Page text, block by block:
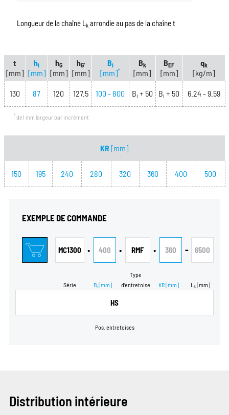
Longueur de la chaîne L karrondie au pas de la chaîne t
t
[mm]
hi
[mm]
hG
[mm]
hG'
[mm]
Bi
[mm]*
Bk
[mm]
BEF
[mm]
qk
[kg/m]
130 87 120 127.5 100 - 800 Bi + 50 Bi + 50 6.24 - 9.59
*de1 mm largeur par incrément
KR[mm]
150 195 240 280 320 360 400 500
EXEMPLE DE COMMANDE
MC1300
Série
• 400
Bi [mm]
• RMF
Type
d’entretoise
• 360
KR[mm]
- 6500
L k[mm]
HS
Pos. entretoises
Distribution intérieure